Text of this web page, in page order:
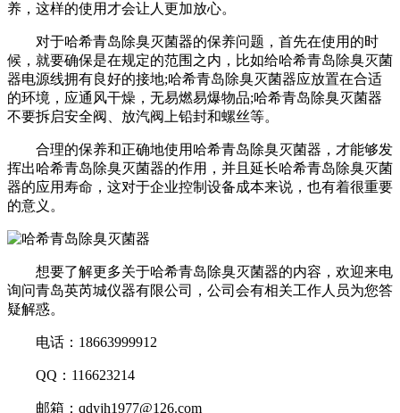
养，这样的使用才会让人更加放心。
对于哈希青岛除臭灭菌器的保养问题，首先在使用的时
候，就要确保是在规定的范围之内，比如给哈希青岛除臭灭菌
器电源线拥有良好的接地;哈希青岛除臭灭菌器应放置在合适
的环境，应通风干燥，无易燃易爆物品;哈希青岛除臭灭菌器
不要拆启安全阀、放汽阀上铅封和螺丝等。
合理的保养和正确地使用哈希青岛除臭灭菌器，才能够发
挥出哈希青岛除臭灭菌器的作用，并且延长哈希青岛除臭灭菌
器的应用寿命，这对于企业控制设备成本来说，也有着很重要
的意义。
想要了解更多关于哈希青岛除臭灭菌器的内容，欢迎来电
询问青岛英芮城仪器有限公司，公司会有相关工作人员为您答
疑解惑。
电话：18663999912
QQ：116623214
邮箱：qdyjh1977@126.com